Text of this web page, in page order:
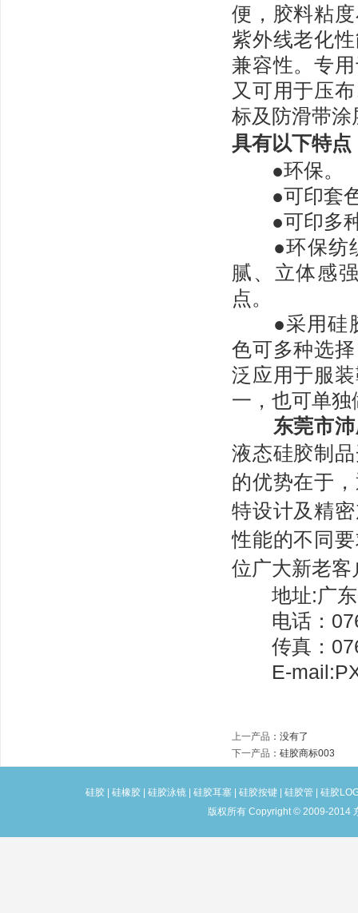
便，胶料粘
紫外线老化
兼容性。专
又可用于压
标及防滑带涂
具有以下特点
●环保。
●可印套色
●可印多种
●环保纺织
腻、立体感
点。
●采用硅胶
色可多种选
泛应用于服
一，也可单
东莞市
液态硅胶制
的优势在于
特设计及精
性能的不同
位广大新老
地址:广东
电话：
传真：
E-
上一产品 ：没有了
下一产品 ： 硅胶商标003
硅胶 硅橡胶 硅胶泳镜 硅胶耳塞 硅胶按键 硅胶管
硅胶
版权所有 Copyright © 2009-2014